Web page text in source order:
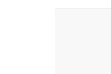
크고 작은 차이
지독한 후회가